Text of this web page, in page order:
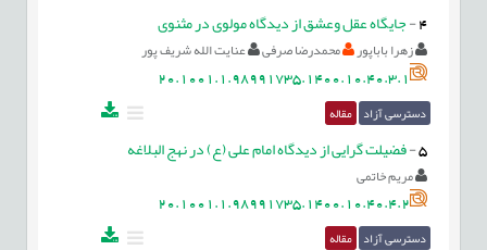
4
-جایگاه عقل وعشق از دیدگاه مولوی در مثنوی
زهرا باباپور محمدرضا صرفی عنایت الله شریف پور
20.1001.1.98991735.1400.10.40.3.1
دسترسی آزاد مقاله
5
-فضیلت گرایی از دیدگاه امام علی (ع) در نهج البلاغه
مریم خاتمی
20.1001.1.98991735.1400.10.40.4.2
دسترسی آزاد مقاله